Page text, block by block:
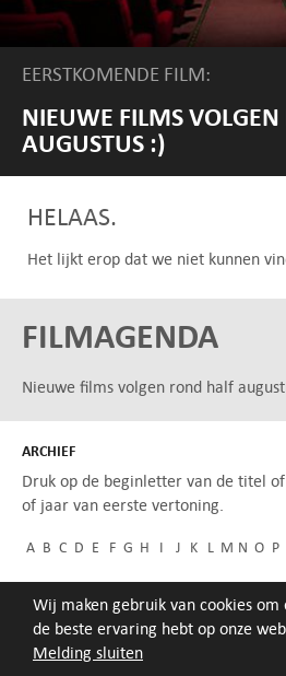
Melding sluiten
Wij maken gebruik van cookies
de beste ervaring hebt op onze
EERSTKOMENDE FILM:
NIEUWE FILMS
AUGUSTUS :)
HELAAS.
Het lijkt erop dat we niet kunnen
FILMAGENDA
Nieuwe films volgen rond half
ARCHIEF
Druk op de beginletter van de titel
of jaar van eerste vertoning.
A B C D E F G H I J K L M N O P